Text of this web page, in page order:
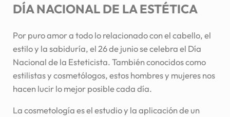
DÍA NACIONAL DE LAESTÉTICA
Por puro amor a todo lo relacionado con el cabello, el
estilo y la sabiduría, el 26 de junio se celebra el Día
Nacional de la Esteticista. También conocidos como
estilistas y cosmetólogos, estos hombres y mujeres nos
hacen lucir lo mejor posible cada día.
La cosmetología es el estudio y la aplicación de un